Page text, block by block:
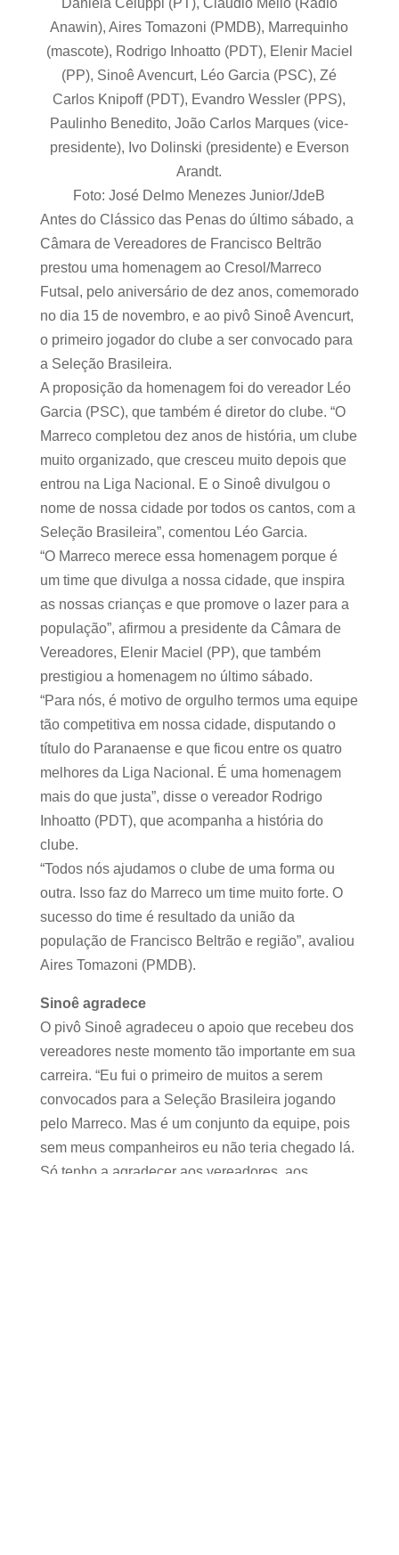
Anawin), Aires Tomazoni (PMDB), Marrequinho
(mascote), Rodrigo Inhoatto (PDT), Elenir Maciel
(PP), Sinoê Avencurt, Léo Garcia (PSC), Zé
Carlos Knipoff (PDT), Evandro Wessler (PPS),
Paulinho Benedito, João Carlos Marques (vice-
presidente), Ivo Dolinski (presidente) e Everson
Arandt.
Foto: José Delmo Menezes Junior/JdeB
Antes do Clássico das Penas do último sábado, a
Câmara de Vereadores de Francisco Beltrão
prestou uma homenagem ao Cresol/Marreco
Futsal, pelo aniversário de dez anos, comemorado
no dia 15 de novembro, e ao pivô Sinoê Avencurt,
o primeiro jogador do clube a ser convocado para
a Seleção Brasileira.
A proposição da homenagem foi do vereador Léo
Garcia (PSC), que também é diretor do clube. “O
Marreco completou dez anos de história, um clube
muito organizado, que cresceu muito depois que
entrou na Liga Nacional. E o Sinoê divulgou o
nome de nossa cidade por todos os cantos, com a
Seleção Brasileira”, comentou Léo Garcia.
“O Marreco merece essa homenagem porque é
um time que divulga a nossa cidade, que inspira
as nossas crianças e que promove o lazer para a
população”, afirmou a presidente da Câmara de
Vereadores, Elenir Maciel (PP), que também
prestigiou a homenagem no último sábado.
“Para nós, é motivo de orgulho termos uma equipe
tão competitiva em nossa cidade, disputando o
título do Paranaense e que ficou entre os quatro
melhores da Liga Nacional. É uma homenagem
mais do que justa”, disse o vereador Rodrigo
Inhoatto (PDT), que acompanha a história do
clube.
“Todos nós ajudamos o clube de uma forma ou
outra. Isso faz do Marreco um time muito forte. O
sucesso do time é resultado da união da
população de Francisco Beltrão e região”, avaliou
Aires Tomazoni (PMDB).
Sinoê agradece
O pivô Sinoê agradeceu o apoio que recebeu dos
vereadores neste momento tão importante em sua
carreira. “Eu fui o primeiro de muitos a serem
convocados para a Seleção Brasileira jogando
pelo Marreco. Mas é um conjunto da equipe, pois
sem meus companheiros eu não teria chegado lá.
Só tenho a agradecer aos vereadores, aos